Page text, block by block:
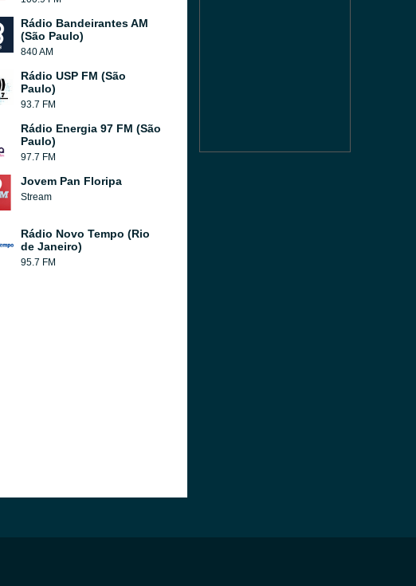
Rádio Bandeirantes AM
(São Paulo)
840 AM
Rádio USP FM (São
Paulo)
93.7 FM
Rádio Energia 97 FM (São
Paulo)
97.7 FM
Jovem Pan Floripa
Stream
Rádio Novo Tempo (Rio
de Janeiro)
95.7 FM